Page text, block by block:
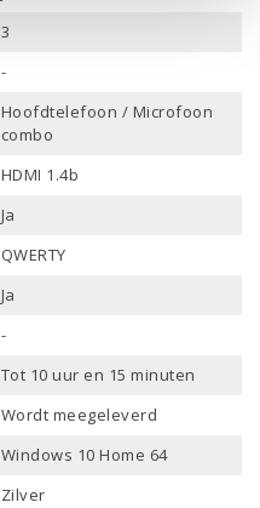
3
-
Hoofdtelefoon / Microfoon
combo
HDMI 1.4b
Ja
QWERTY
Ja
-
Tot 10 uur en 15 minuten
Wordt meegeleverd
Windows 10 Home 64
Zilver